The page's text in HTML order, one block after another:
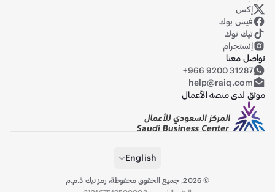
حساب رايق على منصة إكس (تويتر سابقاً)
إكس
فيس بوك
تيك توك
إنستجرام
تواصل معنا
+966 9200 31287
help@raiq.com
موثق لدى منصة الأعمال
English
©
2026
, جميع الحقوق محفوظة، رمز تيك ذ.م.م